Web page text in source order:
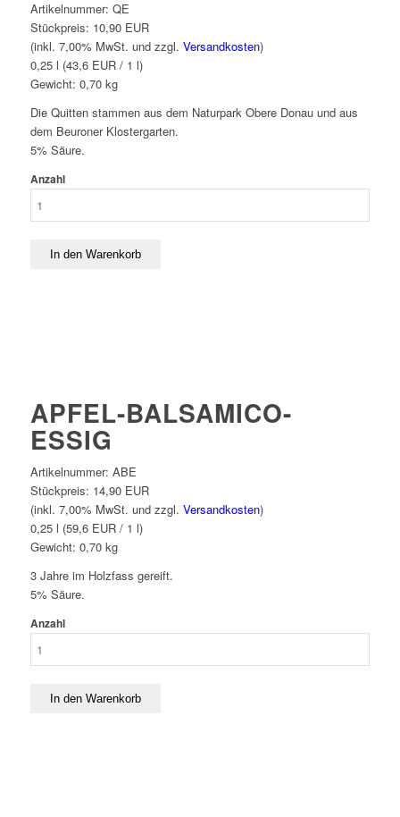
Artikelnummer: QE
Stückpreis: 10,90 EUR
(inkl. 7,00% MwSt. und zzgl. Versandkosten)
0,25 l (43,6 EUR / 1 l)
Gewicht: 0,70kg
Die Quitten stammen aus dem Naturpark Obere Donau und aus
dem Beuroner Klostergarten.
5% Säure.
Anzahl
APFEL-BALSAMICO-
ESSIG
Artikelnummer: ABE
Stückpreis: 14,90 EUR
(inkl. 7,00% MwSt. und zzgl. Versandkosten)
0,25 l (59,6 EUR / 1 l)
Gewicht: 0,70kg
3 Jahre im Holzfass gereift.
5% Säure.
Anzahl